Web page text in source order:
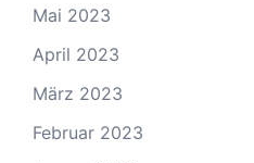
Mai 2023
April 2023
März 2023
Februar 2023